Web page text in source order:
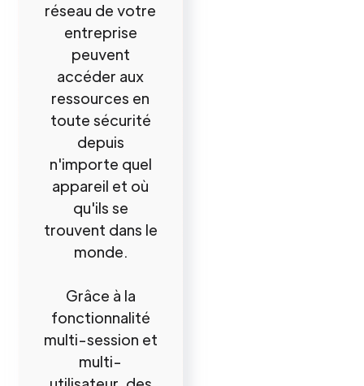
réseau de votre
entreprise
peuvent
accéder aux
ressources en
toute sécurité
depuis
n'importe quel
appareil et où
qu'ils se
trouvent dans le
monde.
Grâce à la
fonctionnalité
multi-session et
multi-